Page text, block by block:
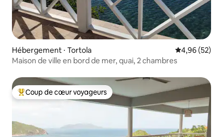
Hébergement ⋅ Tortola Évaluation
4,96 (52)
Maison de ville en bord de mer, quai, 2 chambres
Coups de cœur voyageurs les plus appréciés
Coup de cœur voyageurs